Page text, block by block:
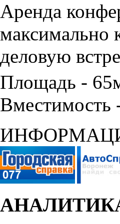
Аренда
максимально
деловую
Площадь -
Вместимость